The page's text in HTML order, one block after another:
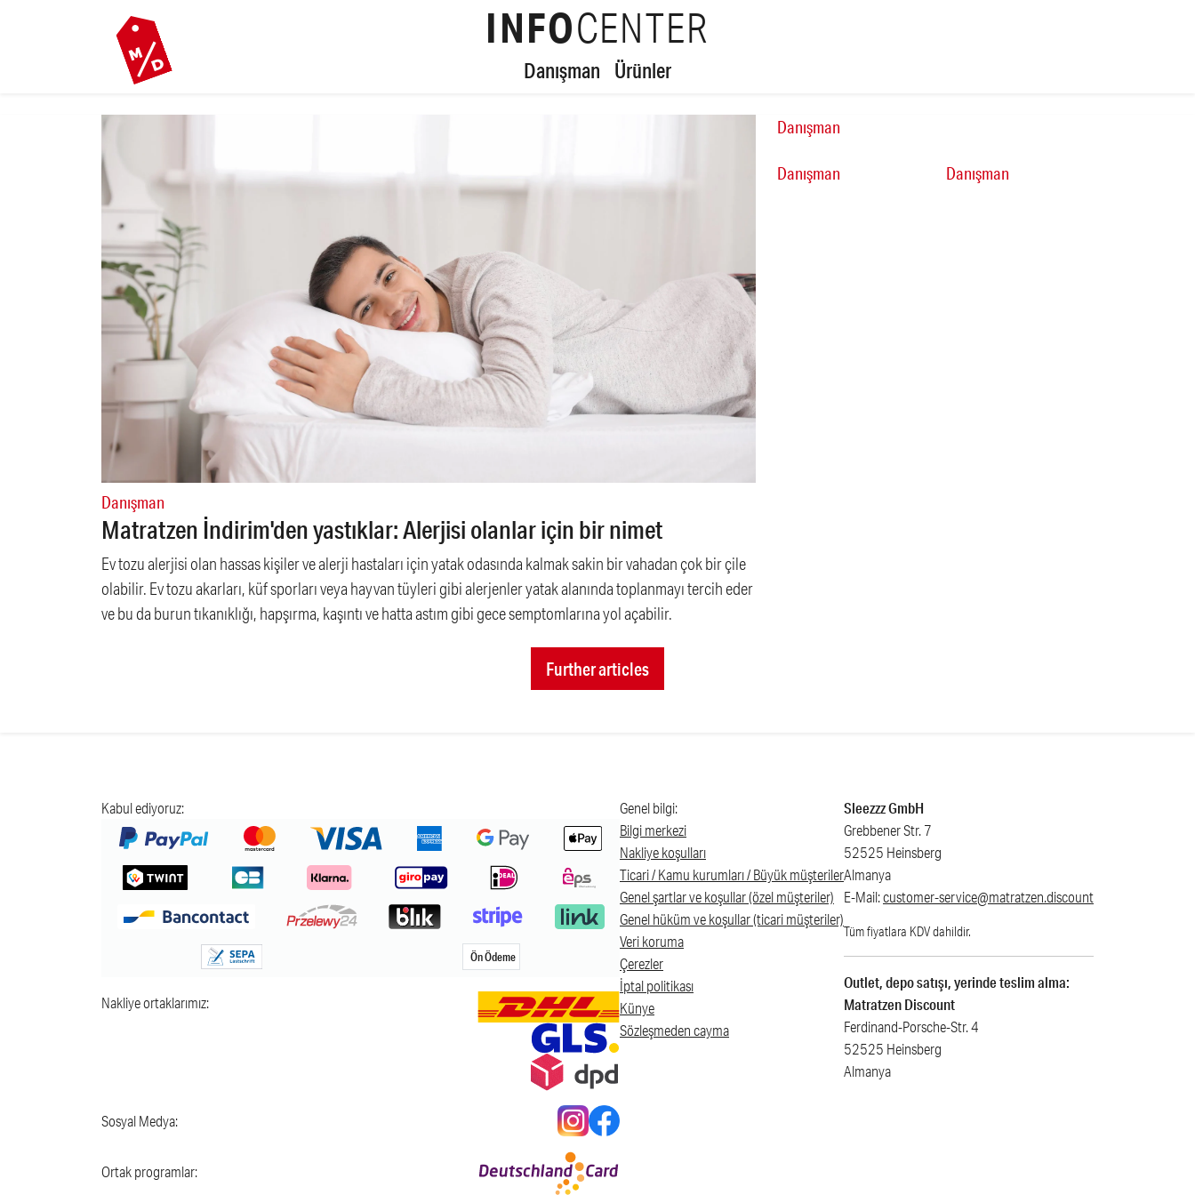
INFOCENTER
Danışman Ürünler
Danışman
Matratzen İndirim'den yastıklar: Alerjisi olanlar için bir nimet
Ev tozu alerjisi olan hassas kişiler ve alerji hastaları için yatak odasında kalmak sakin bir vahadan çok bir çile
olabilir. Ev tozu akarları, küf sporları veya hayvan tüyleri gibi alerjenler yatak alanında toplanmayı tercih eder
ve bu da burun tıkanıklığı, hapşırma, kaşıntı ve hatta astım gibi gece semptomlarına yol açabilir.
Danışman
Danışman Danışman
Further articles
Kabul ediyoruz:
Ön Ödeme
Nakliye ortaklarımız:
Sosyal Medya:
Ortak programlar:
Genel bilgi:
Bilgi merkezi
Nakliye koşulları
Ticari / Kamu kurumları / Büyük müşteriler
Genel şartlar ve koşullar (özel müşteriler)
Genel hüküm ve koşullar (ticari müşteriler)
Veri koruma
Çerezler
İptal politikası
Künye
Sözleşmeden cayma
Sleezzz GmbH
Grebbener Str. 7
52525 Heinsberg
Almanya
E-Mail:customer-service@matratzen.discount
Tüm fiyatlara KDV dahildir.
Outlet, depo satışı, yerinde teslim alma:
Matratzen Discount
Ferdinand-Porsche-Str. 4
52525 Heinsberg
Almanya